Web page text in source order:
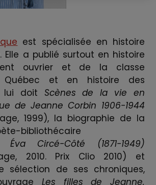
est spécialisée en histoire
Elle a publié surtout en histoire
ouvrier et de la classe
Québec et en histoire des
lui doit Scènes de la vie en
de Jeanne Corbin 1906-1944
1999), la biographie de la
bibliothécaire
Éva Circé-Côté (1871-1949)
2010. Prix Clio 2010) et
sélection de ses chroniques,
Les filles de Jeanne.